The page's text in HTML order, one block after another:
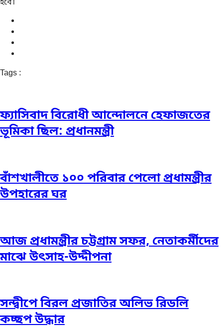
হবে।
Tags :
ফ্যাসিবাদ বিরোধী আন্দোলনে হেফাজতের
ভূমিকা ছিল: প্রধানমন্ত্রী
বাঁশখালীতে ১০০ পরিবার পেলো প্রধামন্ত্রীর
উপহারের ঘর
আজ প্রধামন্ত্রীর চট্টগ্রাম সফর, নেতাকর্মীদের
মাঝে উৎসাহ-উদ্দীপনা
সন্দ্বীপে বিরল প্রজাতির অলিভ রিডলি
কচ্ছপ উদ্ধার